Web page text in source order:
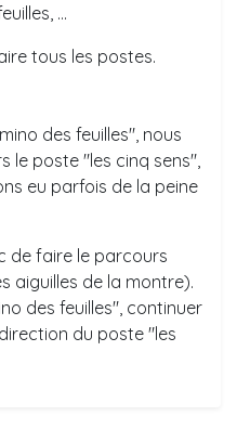
...
tous les postes.
des feuilles", nous
le poste "les cinq sens",
eu parfois de la peine
de faire le parcours
aiguilles de la montre).
des feuilles", continuer
du poste "les